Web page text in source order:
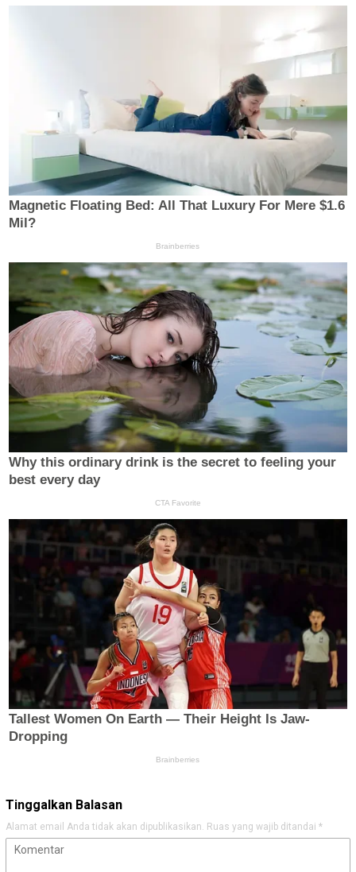
Tinggalkan Balasan
Alamat email Anda tidak akan dipublikasikan. Ruas yang wajib ditandai *